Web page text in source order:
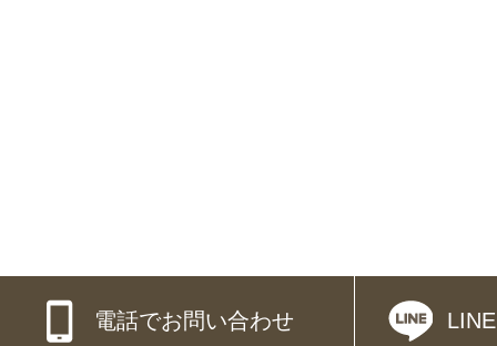
電話でお問い合わせ